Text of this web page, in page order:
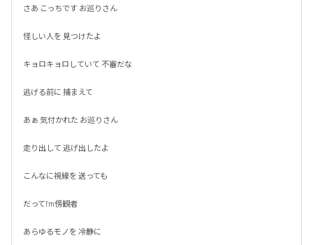
さあ こっちです お巡りさん
怪しい人を 見つけたよ
キョロキョロしていて 不審だな
逃げる前に 捕まえて
あぁ 気付かれた お巡りさん
走り出して 逃げ出したよ
こんなに視線を 送っても
だってI'm傍観者
あらゆるモノを 冷静に